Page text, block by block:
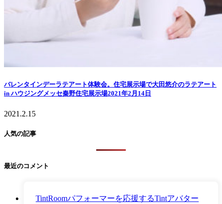
バレンタインデーラテアート体験会。住宅展示場で大田悠介のラテアート
in ハウジングメッセ秦野住宅展示場2021年2月14日
2021.2.15
人気の記事
最近のコメント
TintRoomパフォーマーを応援するTintアバター